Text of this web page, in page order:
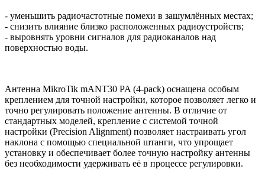
- уменьшить радиочастотные помехи в зашумлённых местах;
- снизить влияние близко расположенных радиоустройств;
- выровнять уровни сигналов для радиоканалов над
поверхностью воды.
Антенна MikroTik mANT30 PA (4-pack) оснащена особым
креплением для точной настройки, которое позволяет легко и
точно регулировать положение антенны. В отличие от
стандартных моделей, крепление с системой точной
настройки (Precision Alignment) позволяет настраивать угол
наклона с помощью специальной штанги, что упрощает
установку и обеспечивает более точную настройку антенны
без необходимости удерживать её в процессе регулировки.